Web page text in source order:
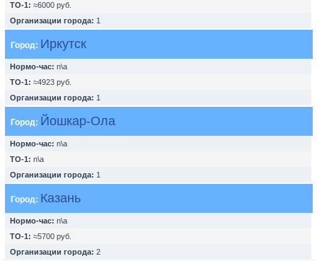
ТО-1: ≈6000 руб.
Организации города: 1
Город: Иркутск
Нормо-час: n\a
ТО-1: ≈4923 руб.
Организации города: 1
Город: Йошкар-Ола
Нормо-час: n\a
ТО-1: n\a
Организации города: 1
Город: Казань
Нормо-час: n\a
ТО-1: ≈5700 руб.
Организации города: 2